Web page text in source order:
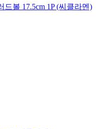
볼 17.5cm 1P (씨클라멘)